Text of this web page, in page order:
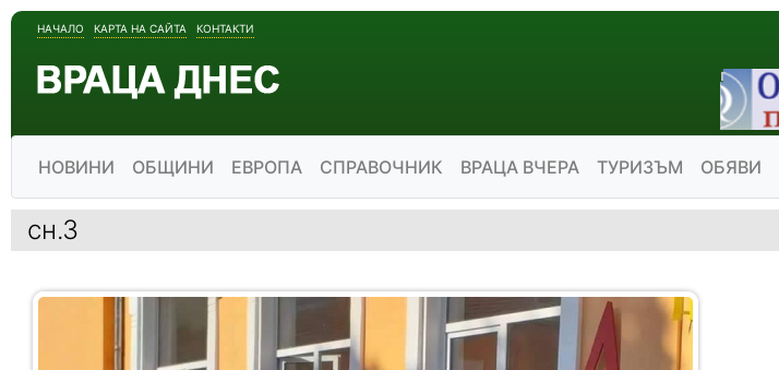
НАЧАЛО КАРТА НА САЙТА КОНТАКТИ
НОВИНИ ОБЩИНИ ЕВРОПА СПРАВОЧНИК ВРАЦА ВЧЕРА ТУРИЗЪМ ОБЯВИ
сн.3